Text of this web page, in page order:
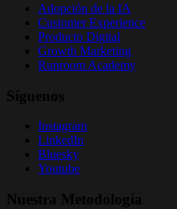
Adopción de la IA
Customer Experience
Producto Digital
Growth Marketing
Runroom Academy
Síguenos
Instagram
LinkedIn
Bluesky
Youtube
Nuestra Metodología